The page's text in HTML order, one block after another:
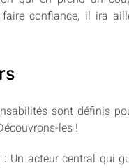
confiance, il ira
sont définis
les !
: Un acteur central qui